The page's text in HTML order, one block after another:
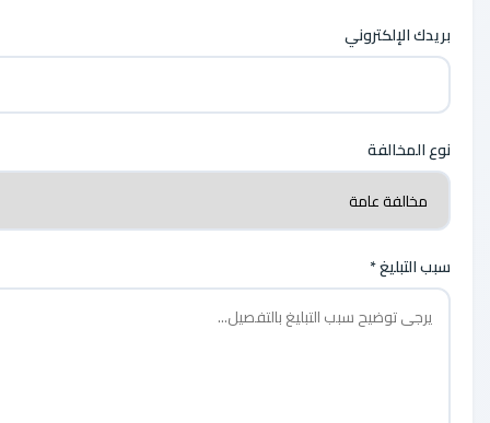
بريدك الإلكتروني
نوع المخالفة
سبب التبليغ *